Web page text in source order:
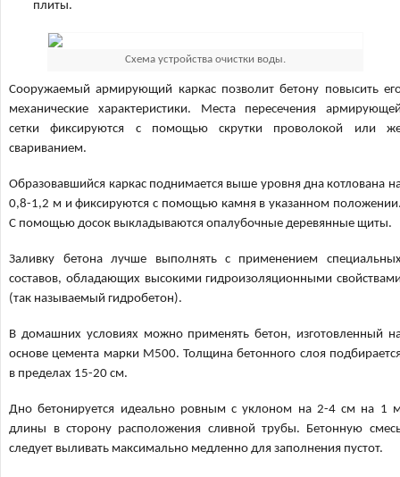
плиты.
Схема устройства очистки воды.
Сооружаемый армирующий каркас позволит бетону повысить
механические характеристики. Места пересечения
сетки фиксируются с помощью скрутки проволокой или
свариванием.
Образовавшийся каркас поднимается выше уровня дна котлована
0,8-1,2 м и фиксируются с помощью камня в указанном
С помощью досок выкладываются опалубочные деревянные щиты.
Заливку бетона лучше выполнять с применением
составов, обладающих высокими гидроизоляционными
(так называемый гидробетон).
В домашних условиях можно применять бетон, изготовленный
основе цемента марки М500. Толщина бетонного слоя
в пределах 15-20 см.
Дно бетонируется идеально ровным с уклоном на 2-4 см на 1
длины в сторону расположения сливной трубы. Бетонную
следует выливать максимально медленно для заполнения пустот.